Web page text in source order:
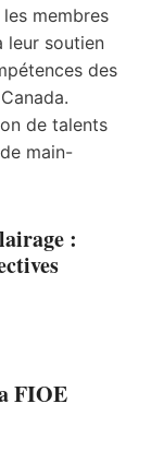
membres
leur soutien
des
de talents
main-
:
FIOE